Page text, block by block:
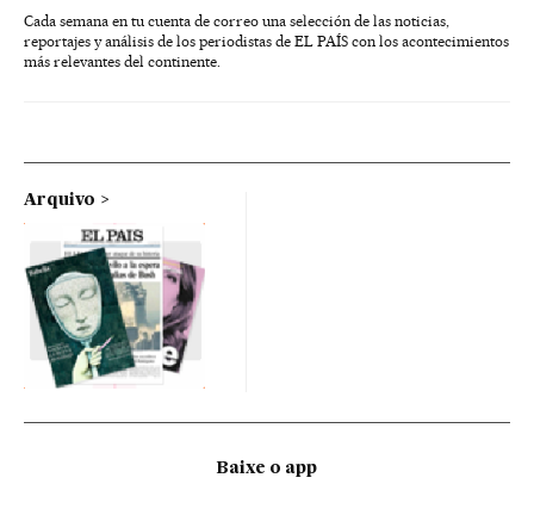
Cada semana en tu cuenta de correo una selección de las noticias,
reportajes y análisis de los periodistas de EL PAÍS con los acontecimientos
más relevantes del continente.
Arquivo
Baixe o app